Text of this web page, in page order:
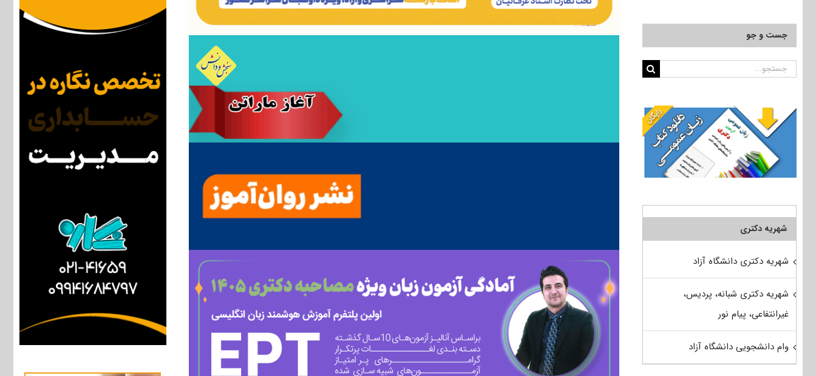
جست و جو
جستجو
شهریه دکتری
شهریه دکتری دانشگاه آزاد
شهریه دکتری شبانه، پردیس،
غیرانتفاعی، پیام نور
وام دانشجویی دانشگاه آزاد